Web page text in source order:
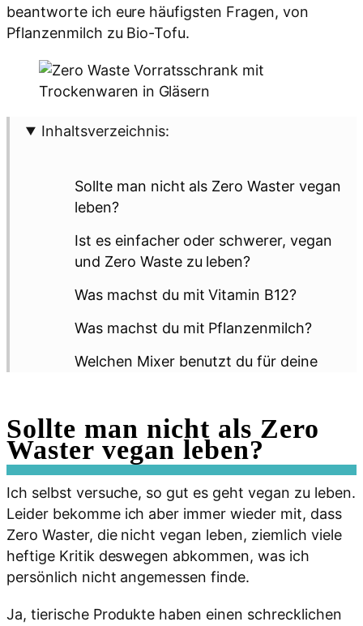
beantworte ich eure häufigsten Fragen, von
Pflanzenmilch zu Bio-Tofu.
Inhaltsverzeichnis:
Sollte man nicht als Zero Waster vegan
leben?
Ist es einfacher oder schwerer, vegan
und Zero Waste zu leben?
Was machst du mit Vitamin B12?
Was machst du mit Pflanzenmilch?
Welchen Mixer benutzt du für deine
Wie bekommst du Margarine
unverpackt?
Was machst du mit pflanzlicher Sahne?
Was machst du mit veganem Käse-
Erstatz?
An welchen Stellen muss man sich
zwischen Zero Waste und vegan
Sollte man nicht als Zero
Waster vegan leben?
Ich selbst versuche, so gut es geht vegan zu leben.
Leider bekomme ich aber immer wieder mit, dass
Zero Waster, die nicht vegan leben, ziemlich viele
heftige Kritik deswegen abkommen, was ich
persönlich nicht angemessen finde.
Ja, tierische Produkte haben einen schrecklichen